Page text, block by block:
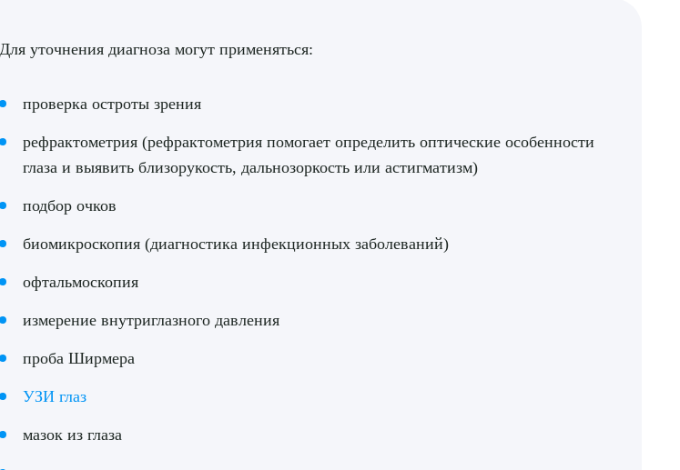
Для уточнения диагноза могут применяться:
проверка остроты зрения
рефрактометрия (рефрактометрия помогает определить оптические особенности
глаза и выявить близорукость, дальнозоркость или астигматизм)
подбор очков
биомикроскопия (диагностика инфекционных заболеваний)
офтальмоскопия
измерение внутриглазного давления
проба Ширмера
УЗИ глаз
мазок из глаза